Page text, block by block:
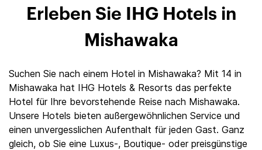
Erleben Sie IHG Hotels in
Mishawaka
Suchen Sie nach einem Hotel in Mishawaka? Mit 14 in
Mishawaka hat IHG Hotels & Resorts das perfekte
Hotel für Ihre bevorstehende Reise nach Mishawaka.
Unsere Hotels bieten außergewöhnlichen Service und
einen unvergesslichen Aufenthalt für jeden Gast. Ganz
gleich, ob Sie eine Luxus-, Boutique- oder preisgünstige